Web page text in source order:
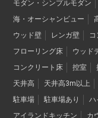
モダン・シンプルモダン
海・オーシャンビュー
ウッド壁
レンガ壁
フローリング床
ウッド
コンクリート床
控室
天井高
天井高3m以上
駐車場
駐車場あり
ハ
アイランドキッチン
カ